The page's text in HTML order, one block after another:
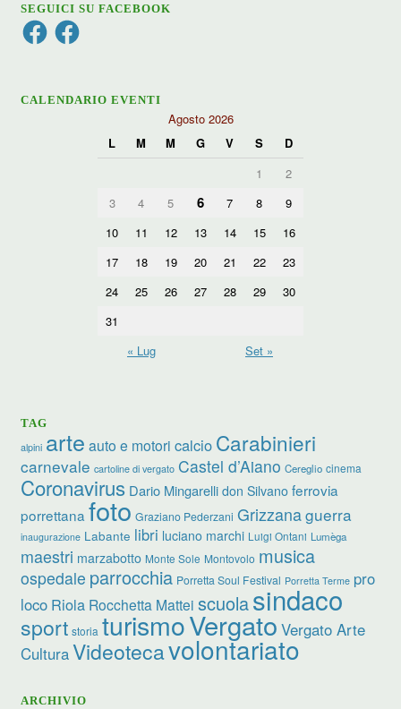
SEGUICI SU FACEBOOK
FacebookFacebook
CALENDARIO EVENTI
Agosto 2026
L
M M G V S
D
1
2
3
4 5 6 7 8
9
10
11 12 13 14 15
16
17
18 19 20 21 22
23
24
25 26 27 28 29
30
31
« Lug
Set »
TAG
alpini arte auto e motori calcio Carabinieri
carnevale cartoline di vergato Castel d’Aiano Cereglio cinema
Coronavirus Dario Mingarelli don Silvano ferrovia
porrettana foto Graziano Pederzani Grizzanaguerra
inaugurazione Labante libri luciano marchi Luigi Ontani Lumèga
maestri marzabotto Monte Sole Montovolo musica
ospedale parrocchia Porretta Soul Festival Porretta Terme pro
loco Riola Rocchetta Mattei scuolasindaco
sport storia turismoVergato Vergato Arte
CulturaVideotecavolontariato
ARCHIVIO